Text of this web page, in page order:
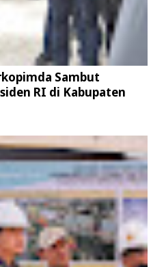
Sambut
RI di Kabupaten